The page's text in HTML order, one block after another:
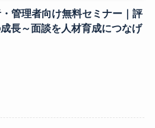
管理者向け無料セミナー｜評
長～面談を人材育成につなげ